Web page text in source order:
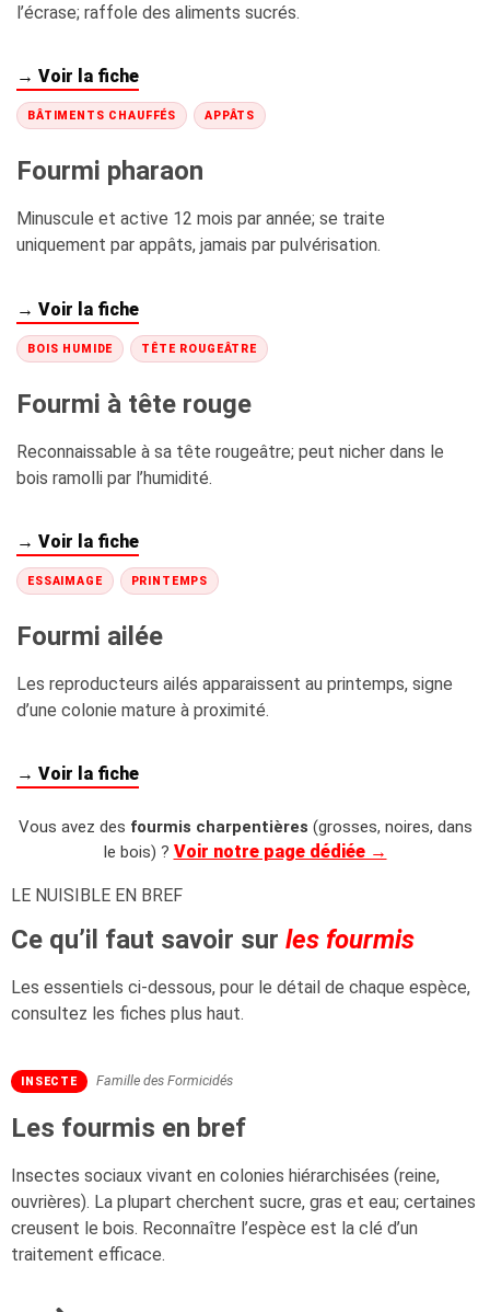
l’écrase; raffole des aliments sucrés.
→ Voir la fiche
BÂTIMENTS CHAUFFÉS APPÂTS
Fourmi pharaon
Minuscule et active 12 mois par année; se traite
uniquement par appâts, jamais par pulvérisation.
→ Voir la fiche
BOIS HUMIDE TÊTE ROUGEÂTRE
Fourmi à tête rouge
Reconnaissable à sa tête rougeâtre; peut nicher dans le
bois ramolli par l’humidité.
→ Voir la fiche
ESSAIMAGE PRINTEMPS
Fourmi ailée
Les reproducteurs ailés apparaissent au printemps, signe
d’une colonie mature à proximité.
→ Voir la fiche
Vous avez des fourmis charpentières (grosses, noires, dans
le bois) ? Voir notre page dédiée →
LE NUISIBLE EN BREF
Ce qu’il faut savoir sur les fourmis
Les essentiels ci-dessous, pour le détail de chaque espèce,
consultez les fiches plus haut.
INSECTE Famille des Formicidés
Les fourmis en bref
Insectes sociaux vivant en colonies hiérarchisées (reine,
ouvrières). La plupart cherchent sucre, gras et eau; certaines
creusent le bois. Reconnaître l’espèce est la clé d’un
traitement efficace.